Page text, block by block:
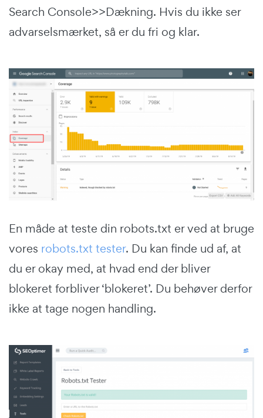
Search Console>>Dækning. Hvis du ikke ser
advarselsmærket, så er du fri og klar.
En måde at teste din robots.txt er ved at bruge
vores robots.txt tester. Du kan finde ud af, at
du er okay med, at hvad end der bliver
blokeret forbliver ‘blokeret’. Du behøver derfor
ikke at tage nogen handling.